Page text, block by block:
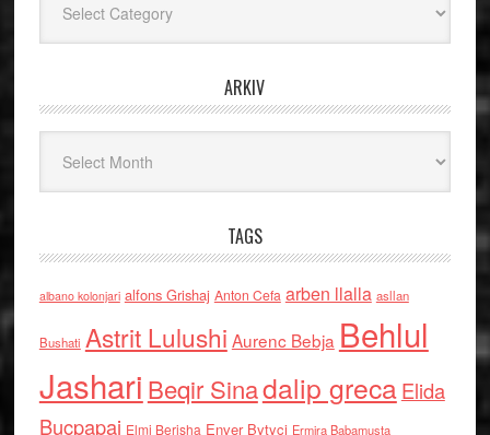
ARKIV
TAGS
albano kolonjari alfons Grishaj Anton Cefa arben llalla asllan
Bushati Astrit Lulushi Aurenc Bebja Behlul
Jashari Beqir Sinadalip grecaElida
Buçpapaj Elmi Berisha Enver Bytyci Ermira Babamusta